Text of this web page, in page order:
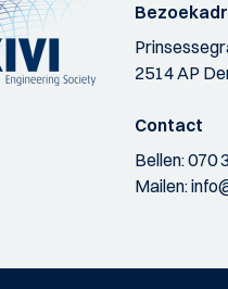
2514 AP
Contact
Bellen:070
Mailen: